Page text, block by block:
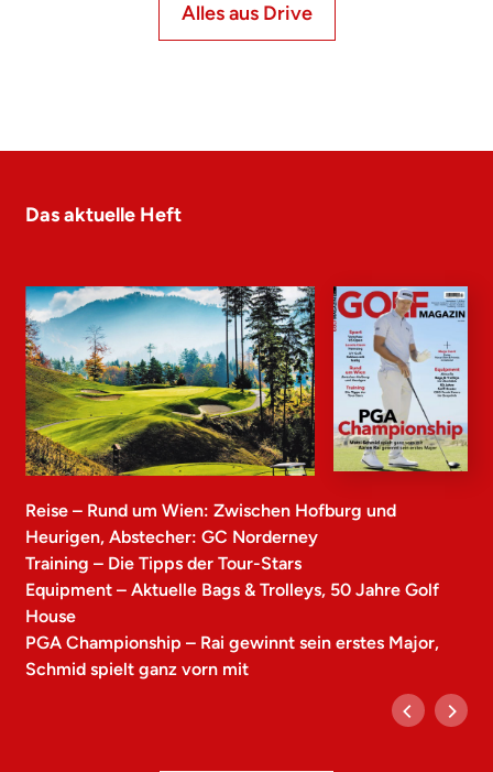
Alles aus Drive
Das aktuelle Heft
Reise – Rund um Wien: Zwischen Hofburg und
Heurigen, Abstecher: GC Norderney
Training – Die Tipps der Tour-Stars
Equipment – Aktuelle Bags & Trolleys, 50 Jahre Golf
House
PGA Championship – Rai gewinnt sein erstes Major,
Schmid spielt ganz vorn mit